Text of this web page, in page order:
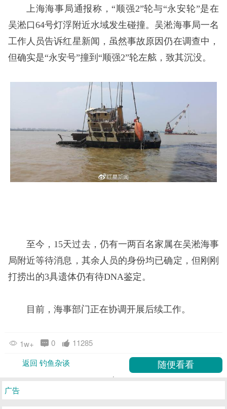
上海海事局通报称，“顺强2”轮与“永安轮”是在
吴淞口64号灯浮附近水域发生碰撞。吴淞海事局一名
工作人员告诉红星新闻，虽然事故原因仍在调查中，
但确实是“永安号”撞到“顺强2”轮左舷，致其沉没。
至今，15天过去，仍有一两百名家属在吴淞海事
局附近等待消息，其余人员的身份均已确定，但刚刚
打捞出的3具遗体仍有待DNA鉴定。
目前，海事部门正在协调开展后续工作。
1w+ 0
11285
返回 钓鱼杂谈
广告